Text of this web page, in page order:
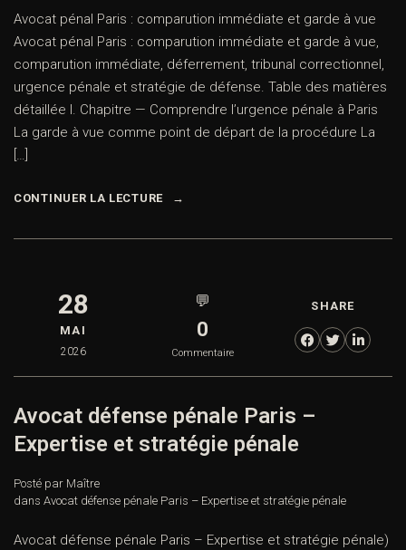
Avocat pénal Paris : comparution immédiate et garde à vue
Avocat pénal Paris : comparution immédiate et garde à vue,
comparution immédiate, déferrement, tribunal correctionnel,
urgence pénale et stratégie de défense. Table des matières
détaillée I. Chapitre — Comprendre l’urgence pénale à Paris
La garde à vue comme point de départ de la procédure La
[…]
CONTINUER LA LECTURE
28
MAI
2026
💬
0
Commentaire
SHARE
Avocat défense pénale Paris –
Expertise et stratégie pénale
Posté par Maître
dans Avocat défense pénale Paris – Expertise et stratégie pénale
Avocat défense pénale Paris – Expertise et stratégie pénale)